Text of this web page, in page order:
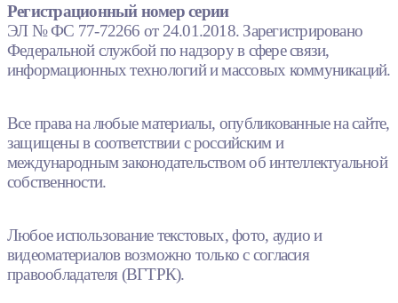
Регистрационный номер серии
ЭЛ № ФС 77-72266 от 24.01.2018. Зарегистрировано
Федеральной службой по надзору в сфере связи,
информационных технологий и массовых коммуникаций.
Все права на любые материалы, опубликованные на сайте,
защищены в соответствии с российским и
международным законодательством об интеллектуальной
собственности.
Любое использование текстовых, фото, аудио и
видеоматериалов возможно только с согласия
правообладателя (ВГТРК).